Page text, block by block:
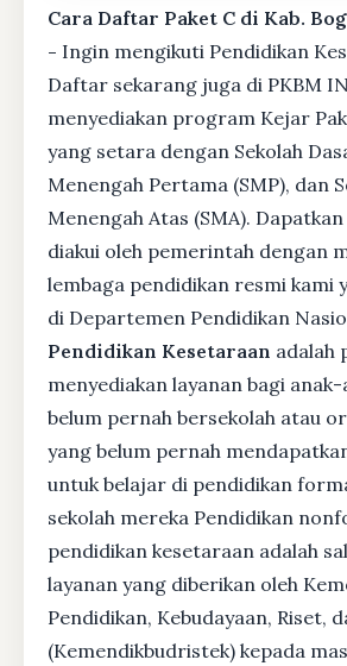
Cara Daftar Paket C di Kab.
- Ingin mengikuti Pendidikan
Daftar sekarang juga di PKBM
menyediakan program Kejar
yang setara dengan Sekolah
Menengah Pertama (SMP), dan
Menengah Atas (SMA).
diakui oleh pemerintah dengan
lembaga pendidikan resmi kami
di Departemen Pendidikan
Pendidikan Kesetaraan adalah
menyediakan layanan bagi
belum pernah bersekolah atau
yang belum pernah
untuk belajar di pendidikan
sekolah mereka Pendidikan
pendidikan kesetaraan adalah
layanan yang diberikan oleh
Pendidikan, Kebudayaan, Riset,
(Kemendikbudristek) kepada